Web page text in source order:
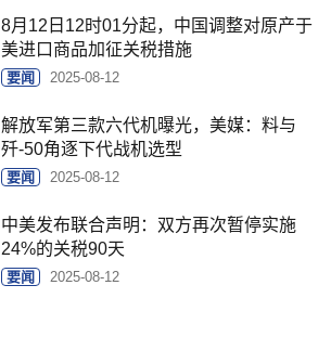
8月12日12时01分起，中国调整对原产于
美进口商品加征关税措施
要闻 2025-08-12
解放军第三款六代机曝光，美媒：料与
歼-50角逐下代战机选型
要闻 2025-08-12
中美发布联合声明：双方再次暂停实施
24%的关税90天
要闻 2025-08-12